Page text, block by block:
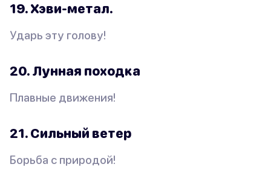
19. Хэви-метал.
Ударь эту голову!
20. Лунная походка
Плавные движения!
21. Сильный ветер
Борьба с природой!